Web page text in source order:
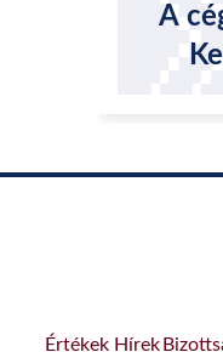
A
Értékek Hírek